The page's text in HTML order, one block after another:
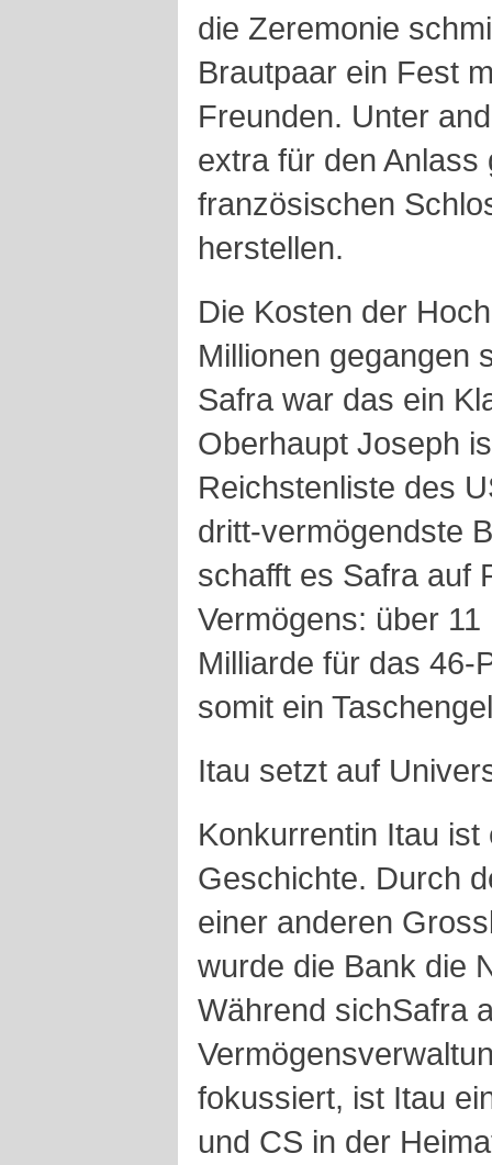
die Zeremonie
Brautpaar ein Fest
Freunden. Unter
extra für den
französischen
herstellen.
Die Kosten der
Millionen gegangen
Safra war das ein
Oberhaupt Joseph
Reichstenliste des
dritt-vermögendste
schafft es Safra auf
Vermögens: über
Milliarde für das 46-
somit ein
Itau setzt auf
Konkurrentin Itau
Geschichte. Durch
einer anderen
wurde die Bank die
Während sichSafra
fokussiert, ist Itau
und CS in der